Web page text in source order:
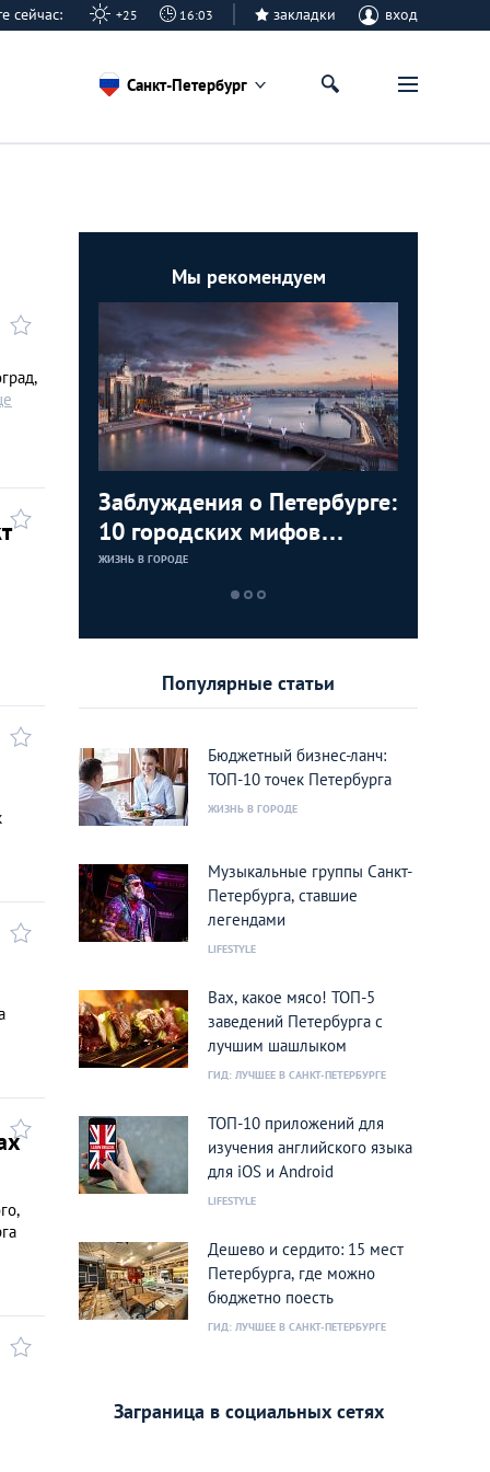
сейчас: +25 16:03 закладки вход
Санкт-Петербург
Мы рекомендуем
Заблуждения о Петербурге:
10 городских мифов
Северной Пальмиры
ЖИЗНЬ В ГОРОДЕ
Популярные статьи
Бюджетный бизнес-ланч:
ТОП-10 точек Петербурга
ЖИЗНЬ В ГОРОДЕ
Музыкальные группы Санкт-
Петербурга, ставшие
легендами
LIFESTYLE
Вах, какое мясо! ТОП-5
заведений Петербурга с
лучшим шашлыком
ГИД: ЛУЧШЕЕ В САНКТ-ПЕТЕРБУРГЕ
ТОП-10 приложений для
изучения английского языка
для iOS и Android
LIFESTYLE
Дешево и сердито: 15 мест
Петербурга, где можно
бюджетно поесть
ГИД: ЛУЧШЕЕ В САНКТ-ПЕТЕРБУРГЕ
Заграница в социальных сетях